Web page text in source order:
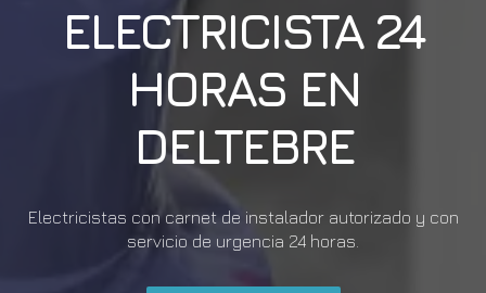
ELECTRICISTA 24
HORAS EN
DELTEBRE
Electricistas con carnet de instalador autorizado y con
servicio de urgencia 24 horas.